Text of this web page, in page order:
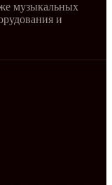
музыкальных
и